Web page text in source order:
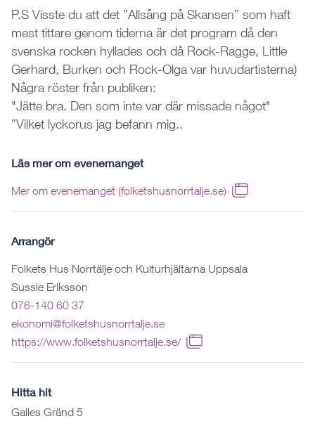
P.S Visste du att det ”Allsång på Skansen” som haft
mest tittare genom tiderna är det program då den
svenska rocken hyllades och då Rock-Ragge, Little
Gerhard, Burken och Rock-Olga var huvudartisterna)
Några röster från publiken:
"Jätte bra. Den som inte var där missade något"
”Vilket lyckorus jag befann mig..
Läs mer om evenemanget
Mer om evenemanget (folketshusnorrtalje.se)
Arrangör
Folkets Hus Norrtälje och Kulturhjältarna Uppsala
Sussie Eriksson
076-140 60 37
ekonomi@folketshusnorrtalje.se
https://www.folketshusnorrtalje.se/
Hitta hit
Galles Gränd 5